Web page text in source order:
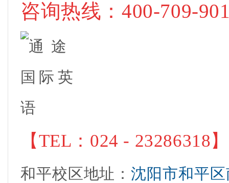
咨询热线 ：400-709-
【TEL：024 - 23286318】
和平校区地址 ：沈阳市和平